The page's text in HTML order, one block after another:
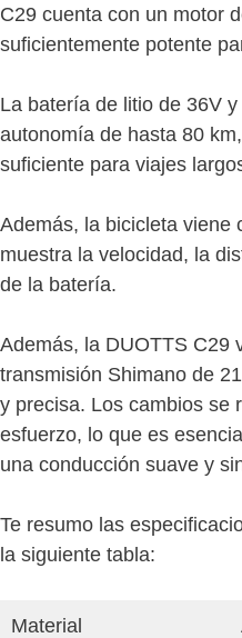
C29 cuenta con un motor
suficientemente potente
La batería de litio de 36V
autonomía de hasta 80
suficiente para viajes
Además, la bicicleta viene
muestra la velocidad, la
de la batería.
Además, la DUOTTS C29
transmisión Shimano de
y precisa. Los cambios se
esfuerzo, lo que es
una conducción suave y
Te resumo las
la siguiente tabla:
Material